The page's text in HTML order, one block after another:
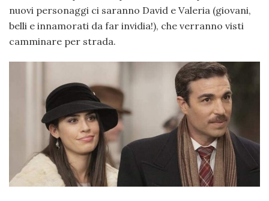
nuovi personaggi ci saranno David e Valeria (giovani,
belli e innamorati da far invidia!), che verranno visti
camminare per strada.